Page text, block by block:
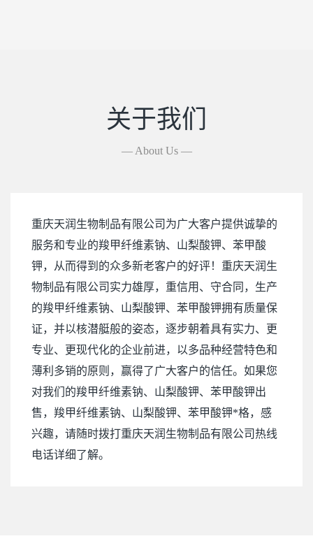
关于我们
— About Us —
重庆天润生物制品有限公司为广大客户提供诚挚的
服务和专业的羧甲纤维素钠、山梨酸钾、苯甲酸
钾，从而得到的众多新老客户的好评！重庆天润生
物制品有限公司实力雄厚，重信用、守合同，生产
的羧甲纤维素钠、山梨酸钾、苯甲酸钾拥有质量保
证，并以核潜艇般的姿态，逐步朝着具有实力、更
专业、更现代化的企业前进，以多品种经营特色和
薄利多销的原则，赢得了广大客户的信任。如果您
对我们的羧甲纤维素钠、山梨酸钾、苯甲酸钾出
售，羧甲纤维素钠、山梨酸钾、苯甲酸钾*格，感
兴趣，请随时拨打重庆天润生物制品有限公司热线
电话详细了解。